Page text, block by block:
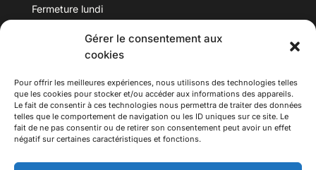
Gérer le consentement aux
cookies
Pour offrir les meilleures expériences, nous utilisons des technologies telles
que les cookies pour stocker et/ou accéder aux informations des appareils.
Le fait de consentir à ces technologies nous permettra de traiter des données
telles que le comportement de navigation ou les ID uniques sur ce site. Le
fait de ne pas consentir ou de retirer son consentement peut avoir un effet
négatif sur certaines caractéristiques et fonctions.
Fermeture lundi
Téléphone : 04 78 53 06 40
maisondesculturesasiatiques@asiexpo.com